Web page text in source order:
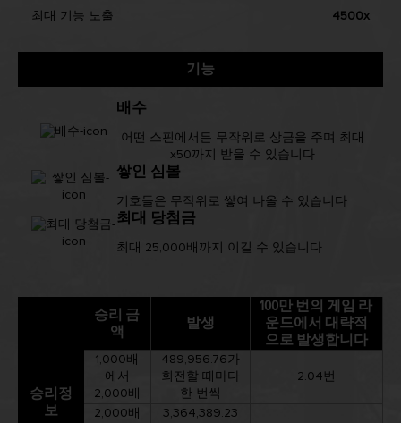
최대 기능 노출 4500x
기능
배수
어떤 스핀에서든 무작위로 상금을 주며 최대
x50까지 받을 수 있습니다
쌓인 심볼
기호들은 무작위로 쌓여 나올 수 있습니다
최대 당첨금
최대 25,000배까지 이길 수 있습니다
승리정
보
승리 금
액
1,000배
에서
2,000배
2,000배
발생
489,956.76가
회전할 때마다
한 번씩
3,364,389.23
100만 번의 게임 라
운드에서 대략적
으로 발생합니다
2.04번